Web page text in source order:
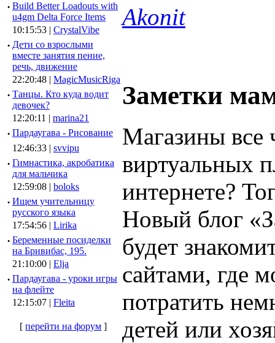
· Build Better Loadouts with
u4gm Delta Force Items
10:15:53 | CrystalVibe
· Дети со взрослыми
вместе занятия пение,
речь, движение
22:20:48 | MagicMusicRiga
· Танцы. Кто куда водит
девочек?
12:20:11 | marina21
· Пардаугава - Рисование
12:46:33 | svvipu
· Гимнастика, акробатика
для мальчика
12:59:08 | boloks
· Ищем учительницу
русского языка
17:54:56 | Lirika
· Беременные посиделки
на Бривибас, 195.
21:10:00 | Elja
· Пардаугава - уроки игры
на флейте
12:15:07 | Fleita
[перейти на форум ]
Akonit
Заметки
Магазины все
виртуальных
интернете?
Новый блог
будет
сайтами, где
потратить
детей или